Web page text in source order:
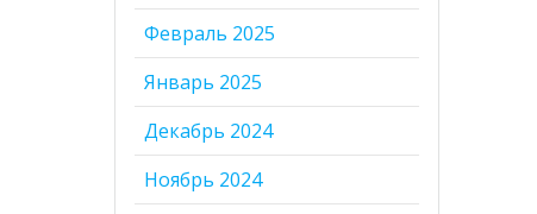
Февраль 2025
Январь 2025
Декабрь 2024
Ноябрь 2024